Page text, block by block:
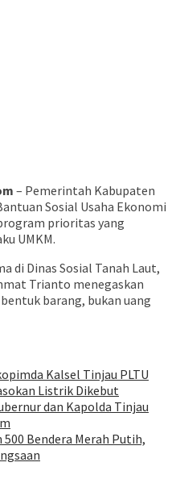
– Pemerintah Kabupaten
Sosial Usaha Ekonomi
prioritas yang
UMKM.
di Dinas Sosial Tanah Laut,
Trianto menegaskan
barang, bukan uang
Kalsel Tinjau PLTU
Listrik Dikebut
dan Kapolda Tinjau
Bendera Merah Putih,